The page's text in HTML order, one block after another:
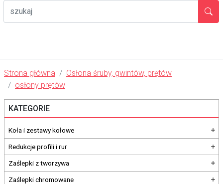
Strona główna
Osłona śruby, gwintów, prętów
osłony prętów
KATEGORIE
Koła i zestawy kołowe
Redukcje profili i rur
Zaślepki z tworzywa
Zaślepki chromowane